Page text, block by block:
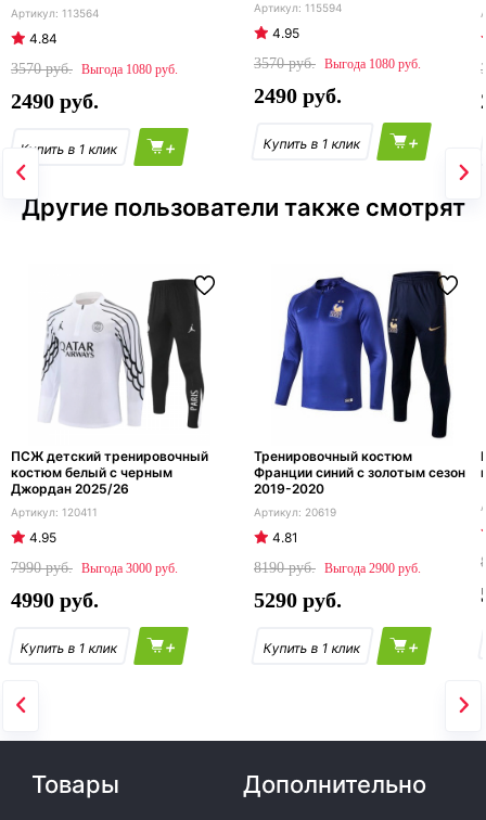
113564
4.84
3570
1080
2490
+
115594
4.95
3570
1080
2490
+
Другие пользователи также смотрят
ПСЖ детский тренировочный
костюм белый с черным
Джордан 2025/26
120411
4.95
7990
3000
4990
+
Тренировочный костюм
Франции синий с золотым сезон
2019-2020
20619
4.81
8190
2900
5290
+
Товары Дополнительно